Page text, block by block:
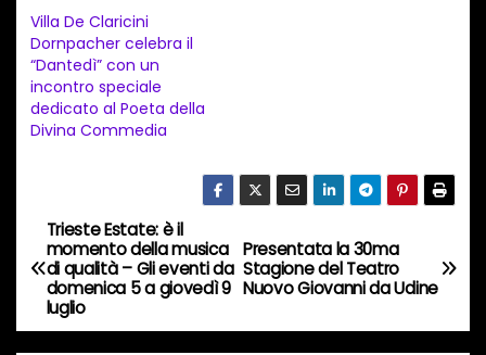
t
o
i
n
c
s
o
…
Villa De Claricini
Dornpacher celebra il
“Dantedì” con un
incontro speciale
dedicato al Poeta della
Divina Commedia
N
a
v
Presentata la 30ma
Stagione del Teatro
Nuovo Giovanni da Udine
Trieste Estate: è il
momento della musica
di qualità – Gli eventi da
domenica 5 a giovedì 9
luglio